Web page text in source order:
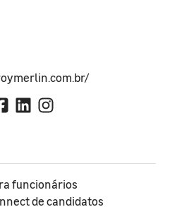
funcionários
de candidatos